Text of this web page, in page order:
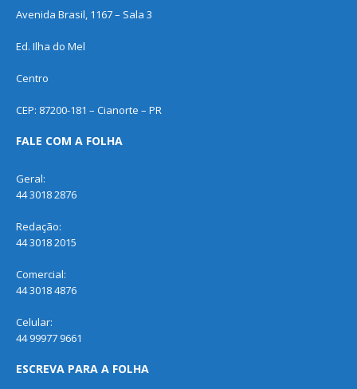
Avenida Brasil, 1167 – Sala 3
Ed. Ilha do Mel
Centro
CEP: 87200-181 – Cianorte – PR
FALE COM A FOLHA
Geral:
44 3018 2876
Redação:
44 3018 2015
Comercial:
44 3018 4876
Celular:
44 99977 9661
ESCREVA PARA A FOLHA